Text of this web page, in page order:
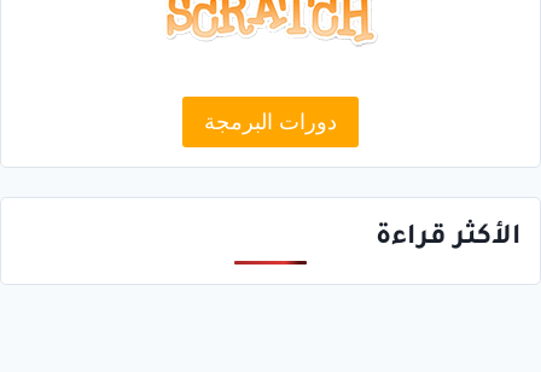
دورات البرمجة
الأكثر قراءة